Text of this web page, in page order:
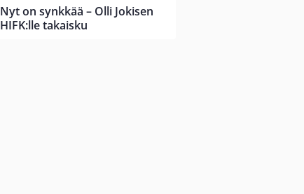
Nyt on synkkää – Olli Jokisen
HIFK:lle takaisku